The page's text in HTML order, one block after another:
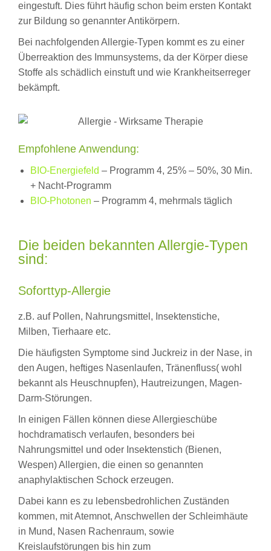
eingestuft. Dies führt häufig schon beim ersten Kontakt
zur Bildung so genannter Antikörpern.
Bei nachfolgenden Allergie-Typen kommt es zu einer
Überreaktion des Immunsystems, da der Körper diese
Stoffe als schädlich einstuft und wie Krankheitserreger
bekämpft.
Empfohlene Anwendung:
BIO-Energiefeld – Programm 4, 25% – 50%, 30 Min.
+ Nacht-Programm
BIO-Photonen – Programm 4, mehrmals täglich
Die beiden bekannten Allergie-Typen
sind:
Soforttyp-Allergie
z.B. auf Pollen, Nahrungsmittel, Insektenstiche,
Milben, Tierhaare etc.
Die häufigsten Symptome sind Juckreiz in der Nase, in
den Augen, heftiges Nasenlaufen, Tränenfluss( wohl
bekannt als Heuschnupfen), Hautreizungen, Magen-
Darm-Störungen.
In einigen Fällen können diese Allergieschübe
hochdramatisch verlaufen, besonders bei
Nahrungsmittel und oder Insektenstich (Bienen,
Wespen) Allergien, die einen so genannten
anaphylaktischen Schock erzeugen.
Dabei kann es zu lebensbedrohlichen Zuständen
kommen, mit Atemnot, Anschwellen der Schleimhäute
in Mund, Nasen Rachenraum, sowie
Kreislaufstörungen bis hin zum